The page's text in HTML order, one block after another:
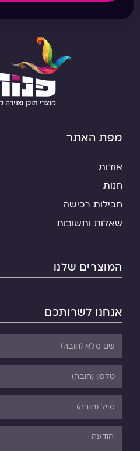
מפת האתר
אודות
חנות
חבילות רכישה
שאלות ותשובות
המוצרים שלנו
אנחנו לשרותכם